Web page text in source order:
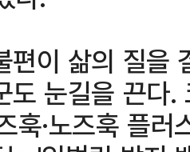
편이 삶의 질을
도 눈길을 끈다
훅·노즈훅 플